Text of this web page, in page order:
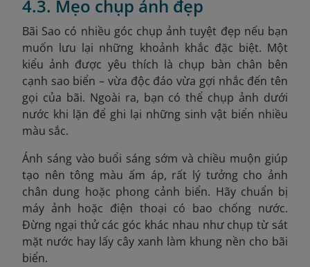
4.3. Mẹo chụp ảnh đẹp
Bãi Sao có nhiều góc chụp ảnh tuyệt đẹp nếu bạn
muốn lưu lại những khoảnh khắc đặc biệt. Một
kiểu ảnh được yêu thích là chụp bàn chân bên
cạnh sao biển – vừa độc đáo vừa gợi nhắc đến tên
gọi của bãi. Ngoài ra, bạn có thể chụp ảnh dưới
nước khi lặn để ghi lại những sinh vật biển nhiều
màu sắc.
Ánh sáng vào buổi sáng sớm và chiều muộn giúp
tạo nên tông màu ấm áp, rất lý tưởng cho ảnh
chân dung hoặc phong cảnh biển. Hãy chuẩn bị
máy ảnh hoặc điện thoại có bao chống nước.
Đừng ngại thử các góc khác nhau như chụp từ sát
mặt nước hay lấy cây xanh làm khung nền cho bãi
biển.